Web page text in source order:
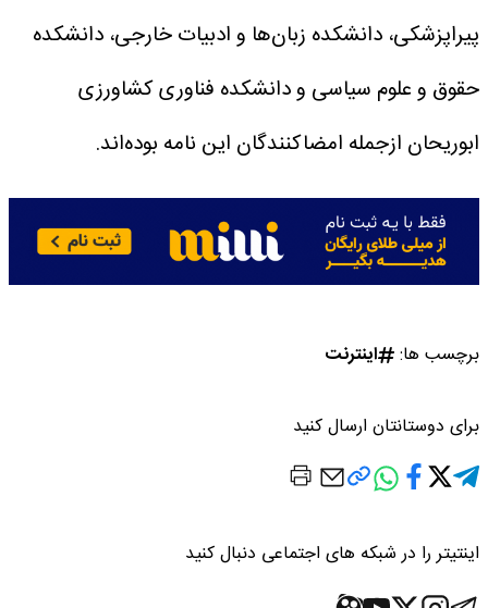
پیراپزشکی، دانشکده زبان‌ها‌ و ادبیات خارجی، دانشکده
حقوق و علوم سیاسی و دانشکده فناوری کشاورزی
ابوریحان ازجمله امضاکنندگان این نامه بوده‌اند.
برچسب ها: اینترنت
برای دوستانتان ارسال کنید
اینتیتر را در شبکه های اجتماعی دنبال کنید